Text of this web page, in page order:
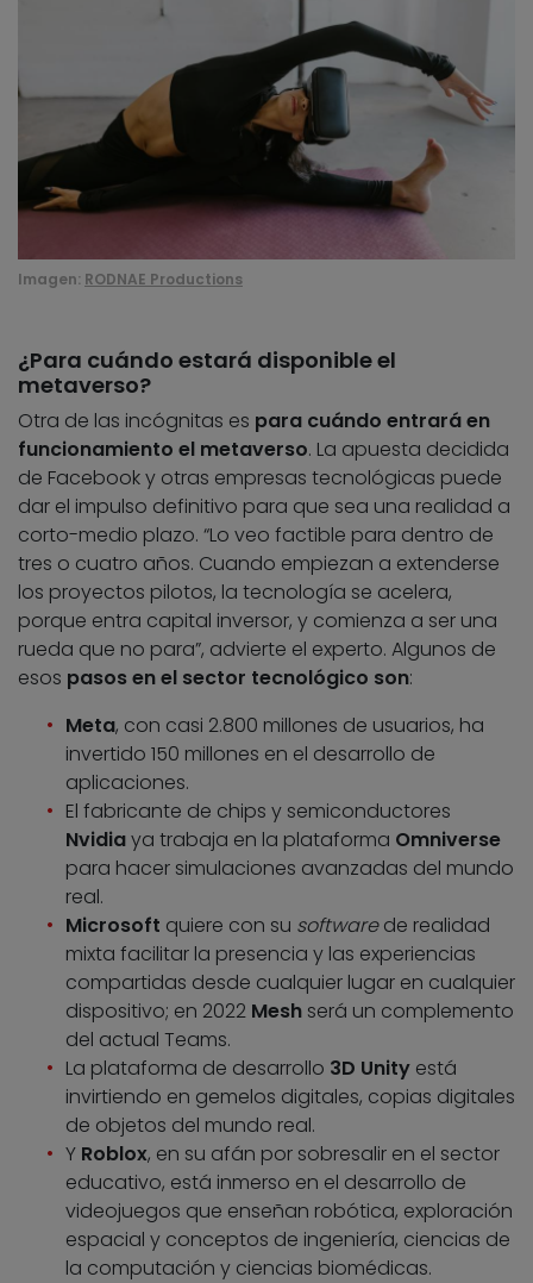
Imagen: RODNAE Productions
¿Para cuándo estará disponible el
metaverso?
Otra de las incógnitas es para cuándo entrará en
funcionamiento el metaverso. La apuesta decidida
de Facebook y otras empresas tecnológicas puede
dar el impulso definitivo para que sea una realidad a
corto-medio plazo. “Lo veo factible para dentro de
tres o cuatro años. Cuando empiezan a extenderse
los proyectos pilotos, la tecnología se acelera,
porque entra capital inversor, y comienza a ser una
rueda que no para”, advierte el experto. Algunos de
esos pasos en el sector tecnológico son:
Meta, con casi 2.800 millones de usuarios, ha
invertido 150 millones en el desarrollo de
aplicaciones.
El fabricante de chips y semiconductores
Nvidiaya trabaja en la plataforma Omniverse
para hacer simulaciones avanzadas del mundo
real.
Microsoft quiere con su softwarede realidad
mixta facilitar la presencia y las experiencias
compartidas desde cualquier lugar en cualquier
dispositivo; en 2022 Mesh será un complemento
del actual Teams.
La plataforma de desarrollo 3D Unity está
invirtiendo en gemelos digitales, copias digitales
de objetos del mundo real.
Y Roblox, en su afán por sobresalir en el sector
educativo, está inmerso en el desarrollo de
videojuegos que enseñan robótica, exploración
espacial y conceptos de ingeniería, ciencias de
la computación y ciencias biomédicas.